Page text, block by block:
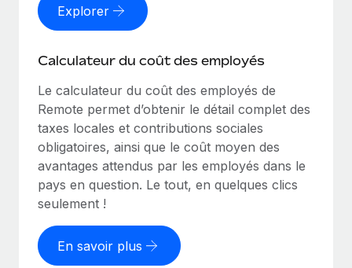
Explorer
Calculateur du coût des employés
Le calculateur du coût des employés de
Remote permet d’obtenir le détail complet des
taxes locales et contributions sociales
obligatoires, ainsi que le coût moyen des
avantages attendus par les employés dans le
pays en question. Le tout, en quelques clics
seulement !
En savoir plus